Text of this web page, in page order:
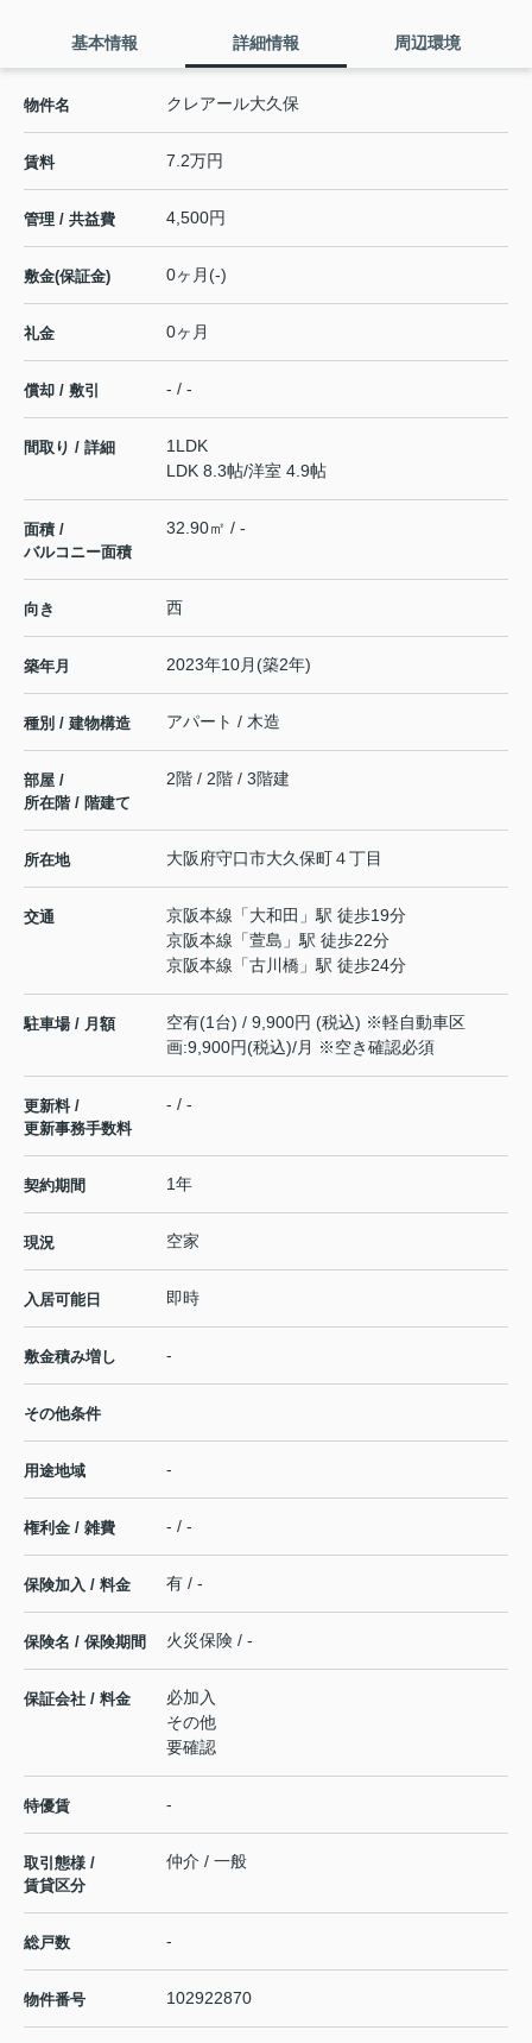
基本情報 詳細情報 周辺環境
物件名 クレアール大久保
賃料 7.2万円
管理 / 共益費 4,500円
敷金(保証金) 0ヶ月(-)
礼金 0ヶ月
償却 / 敷引 - / -
間取り / 詳細
1LDK
LDK 8.3帖/洋室 4.9帖
面積 /
バルコニー面積
32.90㎡ / -
向き 西
築年月 2023年10月(築2年)
種別 / 建物構造 アパート / 木造
部屋 /
所在階 / 階建て
2階 / 2階 / 3階建
所在地 大阪府守口市大久保町４丁目
交通 京阪本線 「大和田 」駅 徒歩19分
京阪本線 「萱島 」駅 徒歩22分
京阪本線 「古川橋 」駅 徒歩24分
駐車場 / 月額
空有(1台) / 9,900円 (税込) ※軽自動車区
画:9,900円(税込)/月 ※空き確認必須
更新料 /
更新事務手数料
- / -
契約期間 1年
現況 空家
入居可能日 即時
敷金積み増し -
その他条件
用途地域 -
権利金 / 雑費 - / -
保険加入 / 料金 有 / -
保険名 / 保険期間 火災保険 / -
保証会社 / 料金
必加入
その他
要確認
特優賃 -
取引態様 /
賃貸区分
仲介 / 一般
総戸数 -
物件番号 102922870